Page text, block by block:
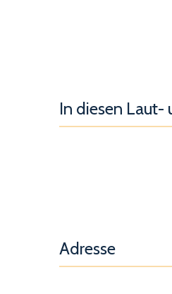
In diesen Laut-
Adresse